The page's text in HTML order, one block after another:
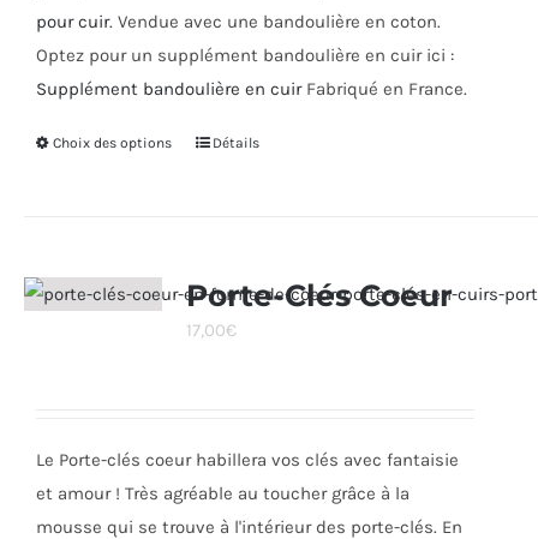
pour cuir. Vendue avec une bandoulière en coton.
Optez pour un supplément bandoulière en cuir ici :
Supplément bandoulière en cuirFabriqué en France.
Choix des options
Ce
variations.
Les
choisies
sur
Détails
Porte-Clés Coeur
17,00€
Le Porte-clés coeur habillera vos clés avec fantaisie
et amour ! Très agréable au toucher grâce à la
mousse qui se trouve à l'intérieur des porte-clés. En